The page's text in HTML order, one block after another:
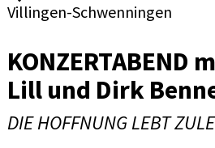
Villingen-Schwenningen
KONZERTABEND
Lill und Dirk
DIE HOFFNUNG LEBT